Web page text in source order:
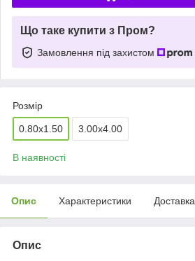
Що таке купити з Пром?
Замовлення під захистом
Розмір
0.80x1.50 3.00x4.00
В наявності
Опис Характеристики Доставка
Опис